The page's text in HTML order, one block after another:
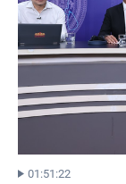
01:51:22